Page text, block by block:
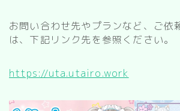
お問い合わせ先やプランなど、ご依
は、下記リンク先を参照ください。
https://uta.utairo.work